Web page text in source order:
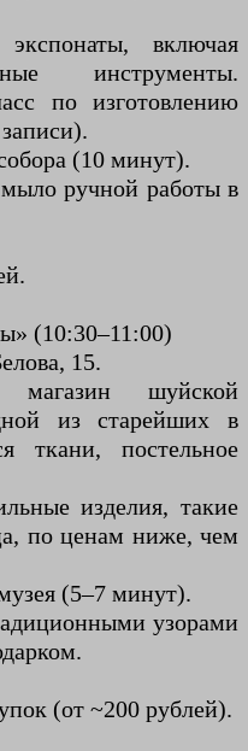
включая
инструменты.
по изготовлению
(10 минут).
ручной работы в
(10:30–11:00)
15.
шуйской
из старейших в
ткани, постельное
изделия, такие
по ценам ниже, чем
(5–7 минут).
узорами
(от ~200 рублей).